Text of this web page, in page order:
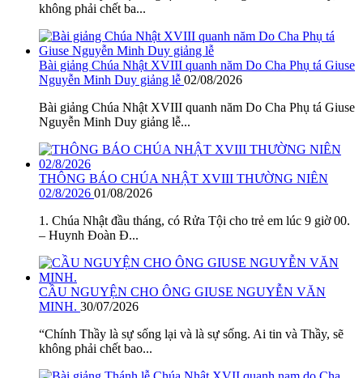
không phải chết ba...
Bài giảng Chúa Nhật XVIII quanh năm Do Cha Phụ tá Giuse
Nguyễn Minh Duy giảng lễ 02/08/2026
Bài giảng Chúa Nhật XVIII quanh năm Do Cha Phụ tá Giuse
Nguyễn Minh Duy giảng lễ...
THÔNG BÁO CHÚA NHẬT XVIII THƯỜNG NIÊN
02/8/2026 01/08/2026
1. Chúa Nhật đầu tháng, có Rửa Tội cho trẻ em lúc 9 giờ 00.
– Huynh Đoàn Đ...
CẦU NGUYỆN CHO ÔNG GIUSE NGUYỄN VĂN
MINH. 30/07/2026
“Chính Thầy là sự sống lại và là sự sống. Ai tin và Thầy, sẽ
không phải chết bao...